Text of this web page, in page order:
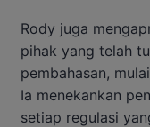
Rody juga
pihak yang telah
pembahasan,
Ia menekankan
setiap regulasi